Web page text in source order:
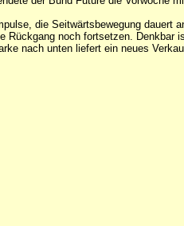
die Seitwärtsbewegung dauert
Rückgang noch fortsetzen. Denkbar
nach unten liefert ein neues